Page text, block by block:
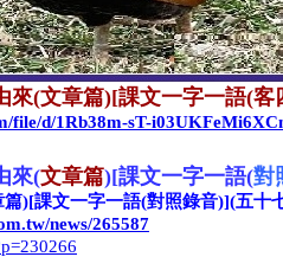
(文章篇)[課文一字一語(客
file/d/1Rb38m-sT-
來(文章篇)[課文一字一語(對
)[課文一字一語(對照錄音)](五十
news/265587